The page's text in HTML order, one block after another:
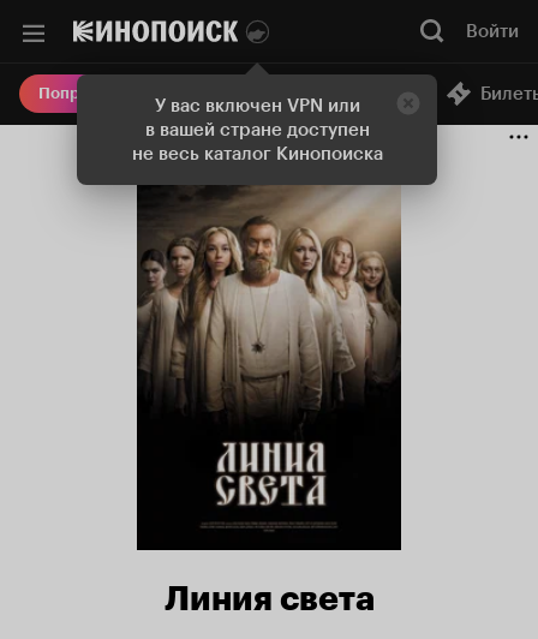
У вас включен VPN или
в вашей стране доступен
не весь каталог Кинопоиска
Войти
Попробовать Плюс Онлайн-кинотеатр
Линия света